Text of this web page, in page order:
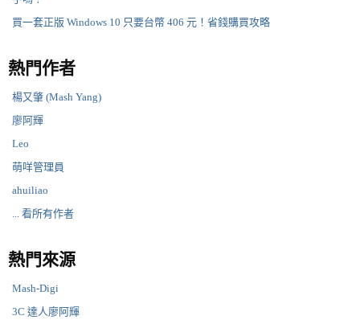
買一套正版 Windows 10 只要台幣 406 元！省錢購買攻略
熱門作者
楊又肇 (Mash Yang)
廖阿輝
Leo
萌咩管理員
ahuiliao
... 看所有作者
熱門來源
Mash-Digi
3C 達人廖阿輝